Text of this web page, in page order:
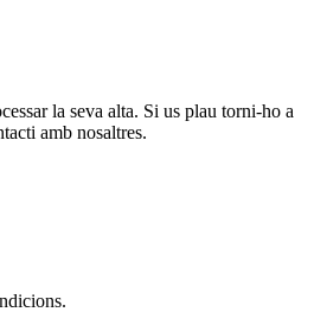
la seva alta. Si us plau torni-ho a
amb nosaltres.